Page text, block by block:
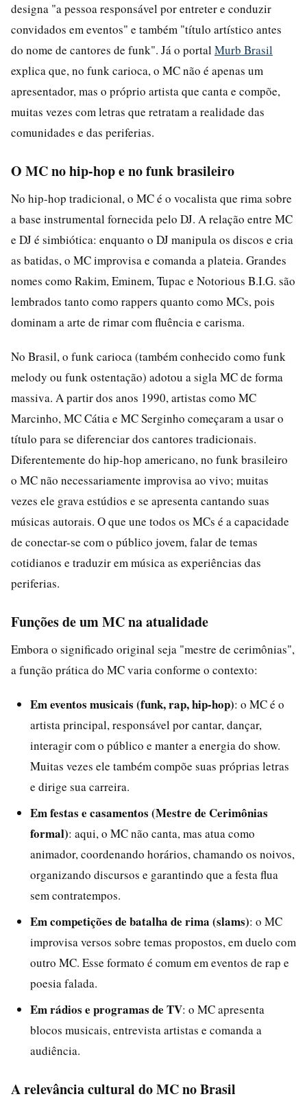
designa "a pessoa responsável por entreter e conduzir
convidados em eventos" e também "título artístico antes
do nome de cantores de funk". Já o portal Murb Brasil
explica que, no funk carioca, o MC não é apenas um
apresentador, mas o próprio artista que canta e compõe,
muitas vezes com letras que retratam a realidade das
comunidades e das periferias.
O MC no hip-hop e no funk brasileiro
No hip-hop tradicional, o MC é o vocalista que rima sobre
a base instrumental fornecida pelo DJ. A relação entre MC
e DJ é simbiótica: enquanto o DJ manipula os discos e cria
as batidas, o MC improvisa e comanda a plateia. Grandes
nomes como Rakim, Eminem, Tupac e Notorious B.I.G. são
lembrados tanto como rappers quanto como MCs, pois
dominam a arte de rimar com fluência e carisma.
No Brasil, o funk carioca (também conhecido como funk
melody ou funk ostentação) adotou a sigla MC de forma
massiva. A partir dos anos 1990, artistas como MC
Marcinho, MC Cátia e MC Serginho começaram a usar o
título para se diferenciar dos cantores tradicionais.
Diferentemente do hip-hop americano, no funk brasileiro
o MC não necessariamente improvisa ao vivo; muitas
vezes ele grava estúdios e se apresenta cantando suas
músicas autorais. O que une todos os MCs é a capacidade
de conectar-se com o público jovem, falar de temas
cotidianos e traduzir em música as experiências das
periferias.
Funções de um MC na atualidade
Embora o significado original seja "mestre de cerimônias",
a função prática do MC varia conforme o contexto:
Em eventos musicais (funk, rap, hip-hop): o MC é o
artista principal, responsável por cantar, dançar,
interagir com o público e manter a energia do show.
Muitas vezes ele também compõe suas próprias letras
e dirige sua carreira.
Em festas e casamentos (Mestre de Cerimônias
formal): aqui, o MC não canta, mas atua como
animador, coordenando horários, chamando os noivos,
organizando discursos e garantindo que a festa flua
sem contratempos.
Em competições de batalha de rima (slams): o MC
improvisa versos sobre temas propostos, em duelo com
outro MC. Esse formato é comum em eventos de rap e
poesia falada.
Em rádios e programas de TV: o MC apresenta
blocos musicais, entrevista artistas e comanda a
audiência.
A relevância cultural do MC no Brasil